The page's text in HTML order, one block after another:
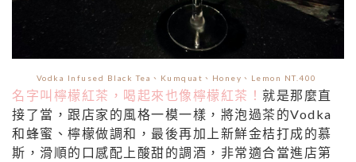
Vodka Infused Black Tea、Kumquat、Honey、Lemon NT.400
名字叫檸檬紅茶，喝起來也像檸檬紅茶！ 就是那麼直
接了當，跟店家的風格一模一樣，將泡過茶的Vodka
和蜂蜜、檸檬做調和，最後再加上新鮮金桔打成的慕
斯，滑順的口感配上酸甜的調酒，非常適合當進店第